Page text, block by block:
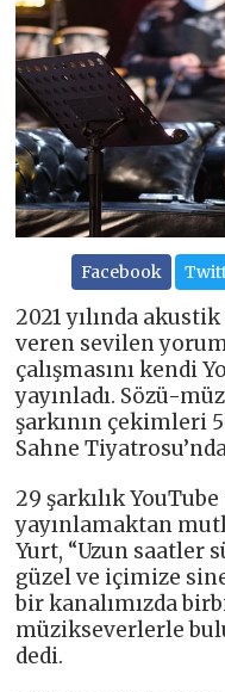
Facebook
2021 yılında
veren sevilen
çalışmasını kendi
yayınladı. Sözü-
şarkının çekimleri
Sahne
29 şarkılık
yayınlamaktan
Yurt, “Uzun saatler
güzel ve içimize
bir kanalımızda
müzikseverlerle
dedi.